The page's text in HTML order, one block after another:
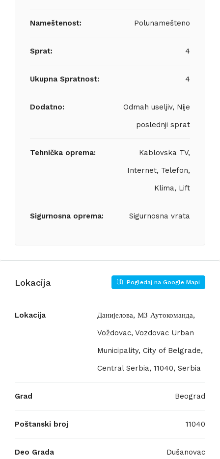
Nameštenost: Polunamešteno
Sprat: 4
Ukupna Spratnost: 4
Dodatno:
Odmah useljiv, Nije
poslednji sprat
Tehnička oprema:
Kablovska TV,
Internet, Telefon,
Klima, Lift
Sigurnosna oprema: Sigurnosna vrata
Lokacija Pogledaj na Google Mapi
Lokacija
Данијелова, МЗ Аутокоманда,
Voždovac, Vozdovac Urban
Municipality, City of Belgrade,
Central Serbia, 11040, Serbia
Grad Beograd
Poštanski broj 11040
Deo Grada Dušanovac